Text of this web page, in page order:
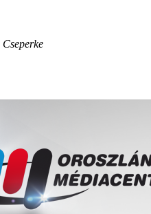
Cseperke